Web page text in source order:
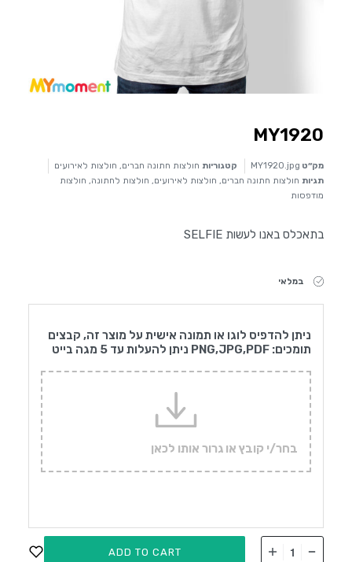
MY1920
מק״ט MY1920.jpg קטגוריות חולצות חתונה חברים, חולצות לאירועים
תגיות חולצות חתונה חברים, חולצות לאירועים, חולצות לחתונה, חולצות
מודפסות
בתאכלס באנו לעשות SELFIE
במלאי
ניתן להדפיס לוגו או תמונה אישית על מוצר זה, קבצים
תומכים: PNG,JPG,PDF ניתן להעלות עד 5 מגה בייט
בחר/י קובץ או גרור אותו לכאן
ADD TO CART